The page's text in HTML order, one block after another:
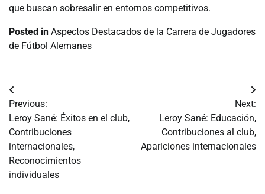
que buscan sobresalir en entornos competitivos.
Posted in Aspectos Destacados de la Carrera de Jugadores
de Fútbol Alemanes
Post
navigation
Previous:
Leroy Sané: Éxitos en el club,
Contribuciones
internacionales,
Reconocimientos
individuales
Next:
Leroy Sané: Educación,
Contribuciones al club,
Apariciones internacionales